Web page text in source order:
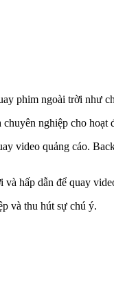
phim ngoài trời như
nghiệp cho hoạt
video quảng cáo.
hấp dẫn để quay
và thu hút sự chú ý.